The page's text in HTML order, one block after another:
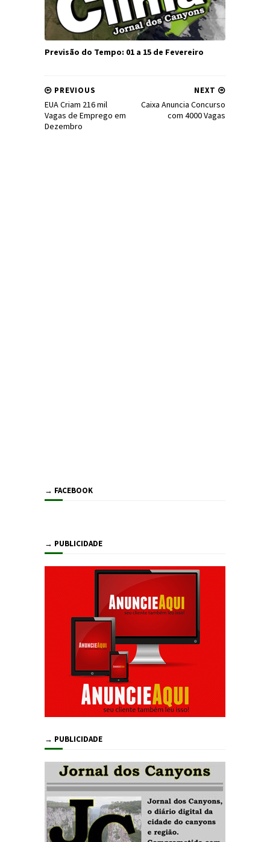
Previsão do Tempo: 01 a 15 de Fevereiro
NEXT
Caixa Anuncia Concurso
com 4000 Vagas
PREVIOUS
EUA Criam 216 mil
Vagas de Emprego em
Dezembro
→ FACEBOOK
→ PUBLICIDADE
→ PUBLICIDADE